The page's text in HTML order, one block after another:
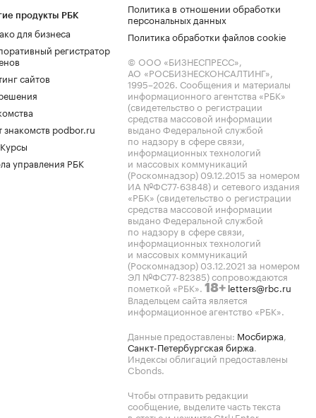
продукты РБК
для бизнеса
регистратор
сайтов
знакомств podbor.ru
управления РБК
Политика в отношении обработки
персональных данных
Политика обработки файлов cookie
© ООО «БИЗНЕСПРЕСС»,
АО «РОСБИЗНЕСКОНСАЛТИНГ»,
1995–2026. Сообщения и материалы
информационного агентства «РБК»
(свидетельство о регистрации
средства массовой информации
выдано Федеральной службой
по надзору в сфере связи,
информационных технологий
и массовых коммуникаций
(Роскомнадзор) 09.12.2015 за номером
ИА №ФС77-63848) и сетевого издания
«РБК» (свидетельство о регистрации
средства массовой информации
выдано Федеральной службой
по надзору в сфере связи,
информационных технологий
и массовых коммуникаций
(Роскомнадзор) 03.12.2021 за номером
ЭЛ №ФС77-82385) сопровождаются
пометкой «РБК». 18+ letters@rbc.ru
Владельцем сайта является
информационное агентство «РБК».
Данные предоставлены: Мосбиржа,
Санкт-Петербургская биржа.
Индексы облигаций предоставлены
Cbonds.
Чтобы отправить редакции
сообщение, выделите часть текста